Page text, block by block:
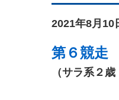
2021年8月10
第６競走
（サラ系２